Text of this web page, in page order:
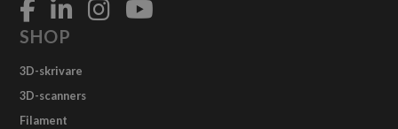
SHOP
3D-skrivare
3D-scanners
Filament